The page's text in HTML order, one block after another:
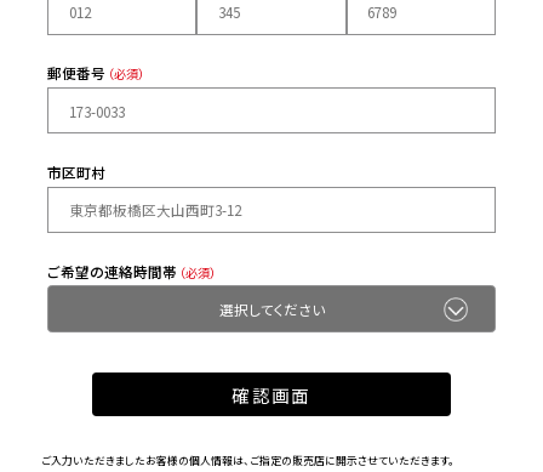
郵便番号 （必須）
市区町村
ご希望の連絡時間帯 （必須）
ご入力いただきましたお客様の個人情報は、ご指定の販売店に開示させていただきます。